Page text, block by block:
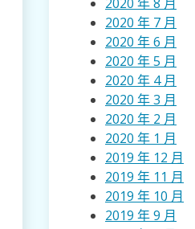
2020 年 7 月
2020 年 6 月
2020 年 5 月
2020 年 4 月
2020 年 3 月
2020 年 2 月
2020 年 1 月
2019 年 12 月
2019 年 11 月
2019 年 10 月
2019 年 9 月